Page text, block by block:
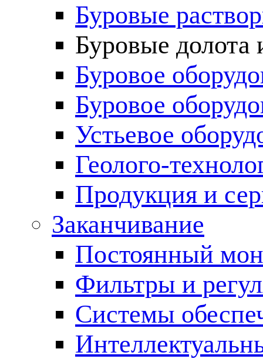
Буровые
Буровые долота
Буровое
Буровое
Устьевое
Геолого-
Продукция и
Заканчивание
Постоянный
Фильтры и
Cистемы